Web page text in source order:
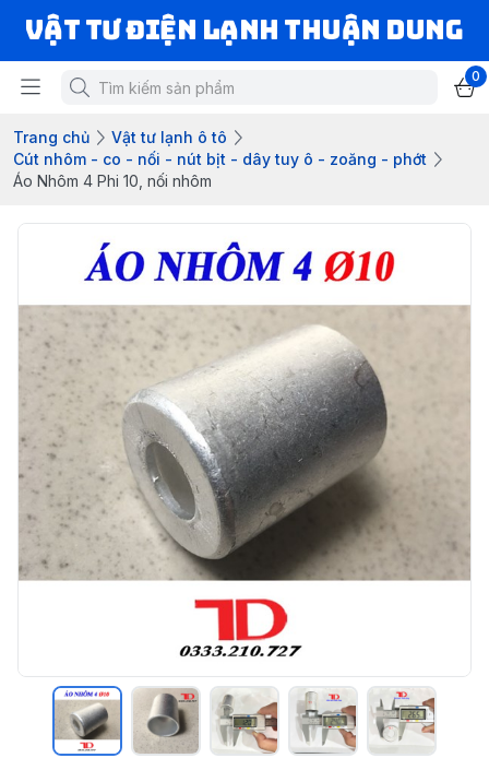
VẬT TƯ ĐIỆN LẠNH THUẬN DUNG
0
Trang chủ
Vật tư lạnh ô tô
Cút nhôm - co - nối - nút bịt - dây tuy ô - zoăng - phớt
Áo Nhôm 4 Phi 10, nối nhôm